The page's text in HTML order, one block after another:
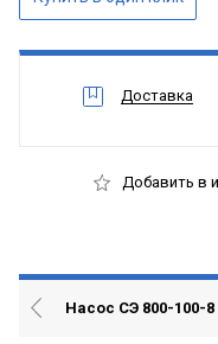
Доставка
Добавить в
Насос СЭ 800-100-8